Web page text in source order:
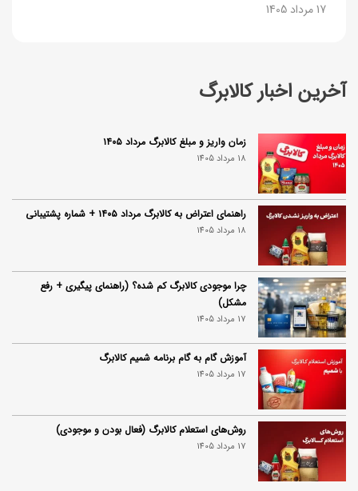
آخرین اخبار کالابرگ
زمان واریز و مبلغ کالابرگ مرداد ۱۴۰۵
18 مرداد 1405
راهنمای اعتراض به کالابرگ مرداد ۱۴۰۵ + شماره پشتیبانی
18 مرداد 1405
چرا موجودی کالابرگ کم شده؟ (راهنمای پیگیری + رفع
مشکل)
17 مرداد 1405
آموزش گام به گام برنامه شمیم کالابرگ
17 مرداد 1405
روش‌های استعلام کالابرگ (فعال بودن و موجودی)
17 مرداد 1405
17 مرداد 1405